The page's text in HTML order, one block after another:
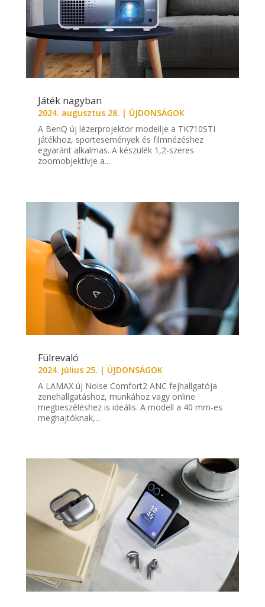
Játék nagyban
2024. augusztus 28. | ÚJDONSÁGOK
A BenQ új lézerprojektor modellje a TK710STI
játékhoz, sportesemények és filmnézéshez
egyaránt alkalmas. A készülék 1,2-szeres
zoomobjektívje a...
Fülrevaló
2024. július 25. | ÚJDONSÁGOK
A LAMAX új Noise Comfort2 ANC fejhallgatója
zenehallgatáshoz, munkához vagy online
megbeszéléshez is ideális. A modell a 40 mm-es
meghajtóknak,...